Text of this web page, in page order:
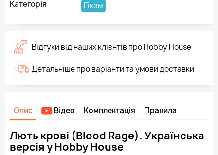
Категорія Гікам
Відгуки від наших клієнтів про Hobby House
Детальніше про варіанти та умови доставки
Опис Відео Комплектація Правила
Лють крові (Blood Rage). Українська
версія у Hobby House